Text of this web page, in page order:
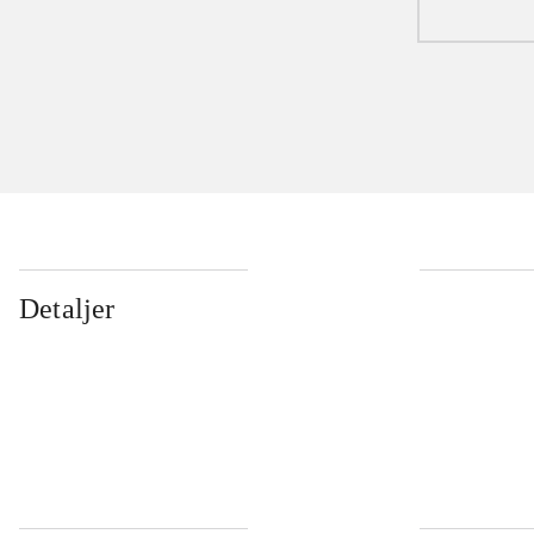
Detaljer